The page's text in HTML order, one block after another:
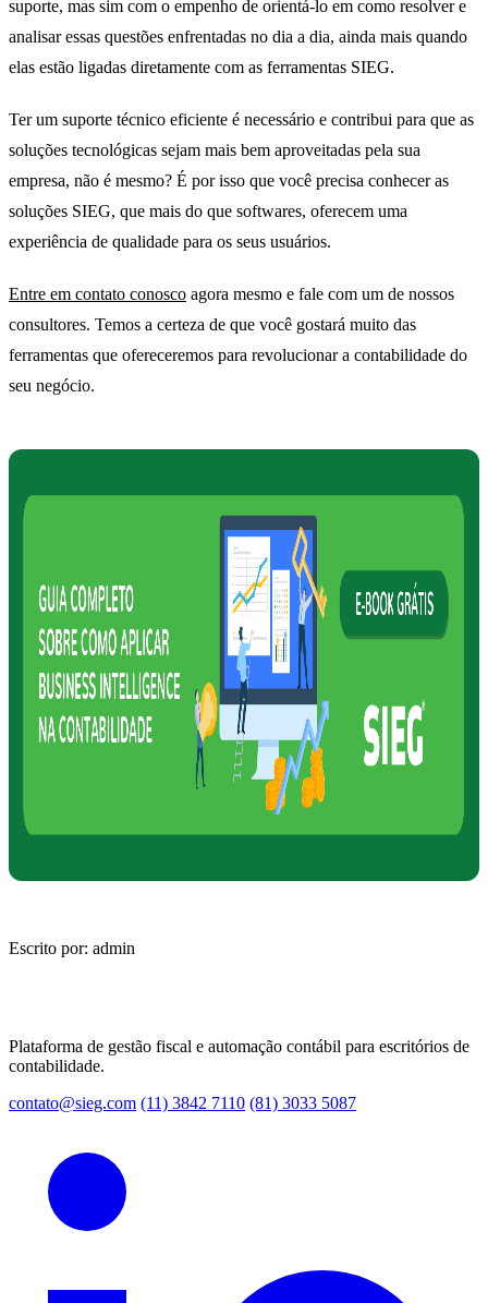
suporte, mas sim com o empenho de orientá-lo em como resolver e
analisar essas questões enfrentadas no dia a dia, ainda mais quando
elas estão ligadas diretamente com as ferramentas SIEG.
Ter um suporte técnico eficiente é necessário e contribui para que as
soluções tecnológicas sejam mais bem aproveitadas pela sua
empresa, não é mesmo? É por isso que você precisa conhecer as
soluções SIEG, que mais do que softwares, oferecem uma
experiência de qualidade para os seus usuários.
Entre em contato conosco agora mesmo e fale com um de nossos
consultores. Temos a certeza de que você gostará muito das
ferramentas que ofereceremos para revolucionar a contabilidade do
seu negócio.
Escrito por: admin
Plataforma de gestão fiscal e automação contábil para escritórios de
contabilidade.
contato@sieg.com (11) 3842 7110 (81) 3033 5087